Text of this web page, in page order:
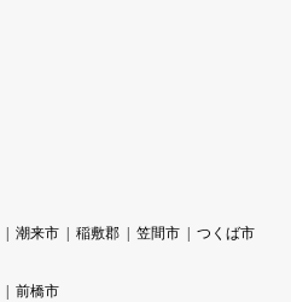
潮来市 稲敷郡 笠間市
つくば市
前橋市